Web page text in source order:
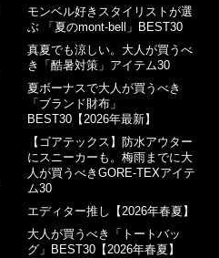
モンベル好きスタイリストが選
ぶ 「夏のmont-bell」BEST30
真夏でも涼しい。大人が買うべ
き「酷暑対策」アイテム30
夏ボーナスで大人が買うべき
「ブランド財布」
BEST30【2026年最新】
【ゴアテックス】防水アウター
にスニーカーも。梅雨までに大
人が買うべきGORE-TEXアイテ
ム30
エディター推し【2026年春夏】
大人が買うべき「トートバッ
グ」BEST30【2026年春夏】